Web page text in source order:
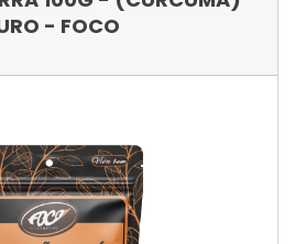
- FOCO